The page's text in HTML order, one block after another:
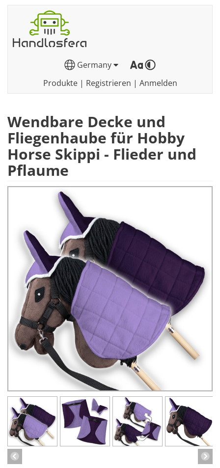
Germany
Produkte| Registrieren | Anmelden
Wendbare Decke und
Fliegenhaube für Hobby
Horse Skippi - Flieder und
Pflaume